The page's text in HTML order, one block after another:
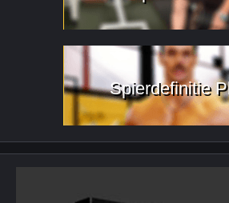
Spierdefinitie